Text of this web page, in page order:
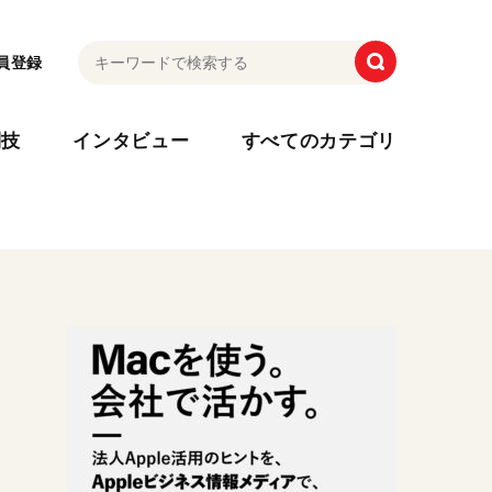
登録
インタビュー すべてのカテゴリ